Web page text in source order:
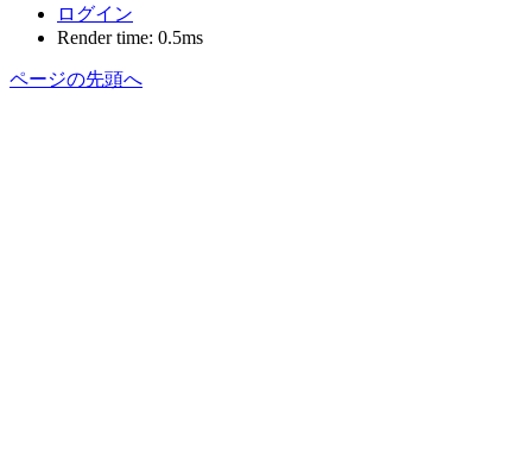
ログイン
Render time: 0.5ms
ページの先頭へ